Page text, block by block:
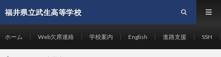
福井県立武生高等学校
ホーム Web欠席連絡 学校案内 English 進路支援 SSH